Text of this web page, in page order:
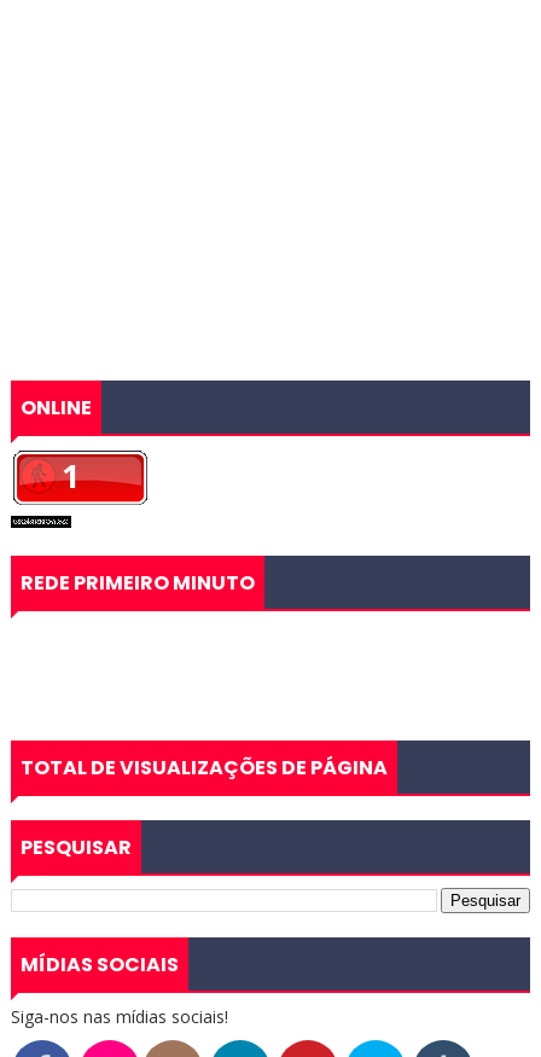
ONLINE
REDE PRIMEIRO MINUTO
TOTAL DE VISUALIZAÇÕES DE PÁGINA
PESQUISAR
MÍDIAS SOCIAIS
Siga-nos nas mídias sociais!